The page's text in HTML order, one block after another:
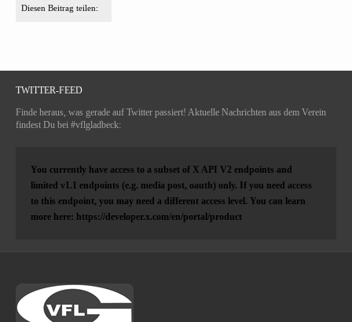
Diesen Beitrag teilen:
TWITTER-FEED
Finde heraus, was gerade auf Twitter passiert! Aktuelle Nachrichten aus dem Verein
findest Du bei #vflgladbeck:
You currently have access to a subset of X API V2 endpoints and
limited v1.1 endpoints (e.g. media post, oauth) only. If you need access
to this endpoint, you may need a different access level. You can learn
more here: https://developer.x.com/en/portal/product